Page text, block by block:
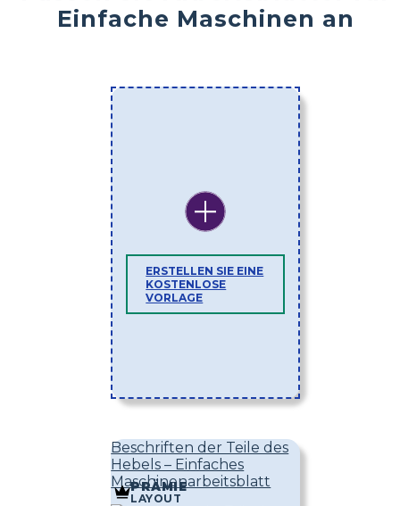
Einfache Maschinen an
ERSTELLEN SIE EINE
KOSTENLOSE
VORLAGE
Beschriften der Teile des
Hebels – Einfaches
Maschinenarbeitsblatt
PRÄMIE
LAYOUT